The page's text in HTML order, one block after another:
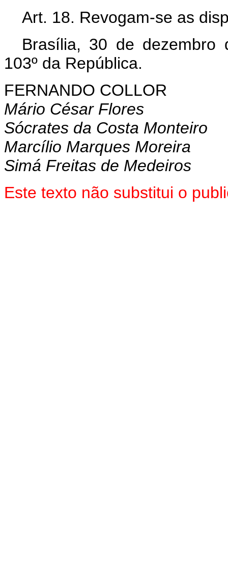
Art. 18. Revogam-se as
Brasília, 30 de dezembro
103º da República.
FERNANDO COLLOR
Mário César Flores
Sócrates da Costa Monteiro
Marcílio Marques Moreira
Simá Freitas de Medeiros
Este texto não substitui o